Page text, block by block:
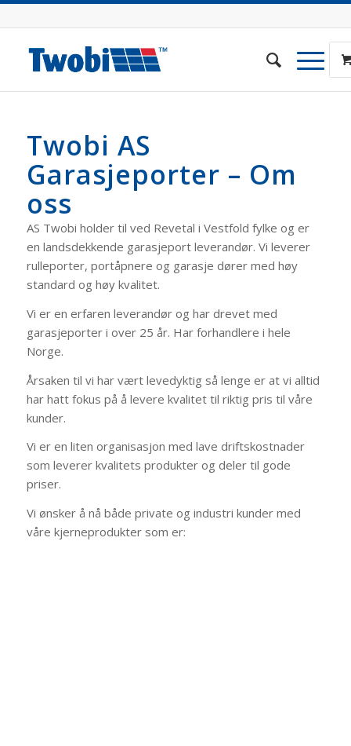
Twobi AS
Garasjeporter – Om
oss
AS Twobi holder til ved Revetal i Vestfold fylke og er
en landsdekkende garasjeport leverandør. Vi leverer
rulleporter, portåpnere og garasje dører med høy
standard og høy kvalitet.
Vi er en erfaren leverandør og har drevet med
garasjeporter i over 25 år. Har forhandlere i hele
Norge.
Årsaken til vi har vært levedyktig så lenge er at vi alltid
har hatt fokus på å levere kvalitet til riktig pris til våre
kunder.
Vi er en liten organisasjon med lave driftskostnader
som leverer kvalitets produkter og deler til gode
priser.
Vi ønsker å nå både private og industri kunder med
våre kjerneprodukter som er: